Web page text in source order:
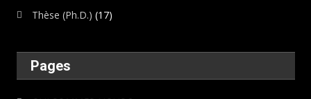
Thèse (Ph.D.) (17)
Pages